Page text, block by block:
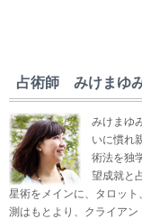
占術師 みけまゆ
みけまゆ
いに慣れ
術法を独
望成就と
星術をメインに、タロッ
測はもとより、クライア